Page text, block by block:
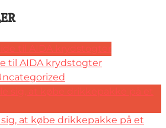
til AIDA krydstogter
at købe drikkepakke på et